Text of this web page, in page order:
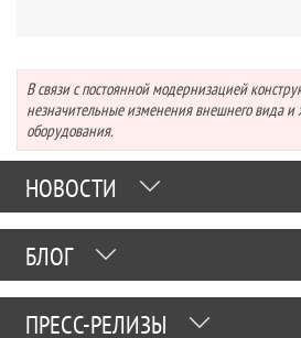
В связи с постоянной модернизацией
незначительные изменения внешнего вида и
оборудования.
НОВОСТИ
БЛОГ
ПРЕСС-РЕЛИЗЫ